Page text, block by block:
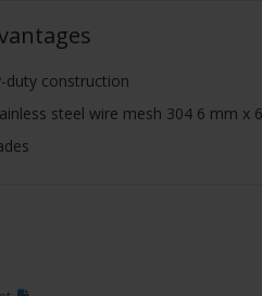
duty construction
steel wire mesh 304 6 mm x